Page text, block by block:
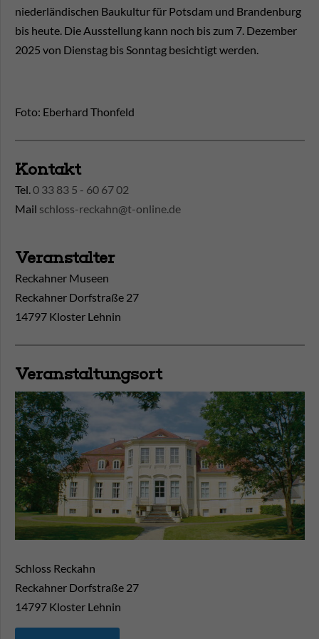
niederländischen Baukultur für Potsdam und Brandenburg
bis heute. Die Ausstellung kann noch bis zum 7. Dezember
2025 von Dienstag bis Sonntag besichtigt werden.
Foto: Eberhard Thonfeld
Kontakt
Tel.0 33 83 5 - 60 67 02
Mail schloss-reckahn@t-online.de
Veranstalter
Reckahner Museen
Reckahner Dorfstraße 27
14797 Kloster Lehnin
Veranstaltungsort
Schloss Reckahn
Reckahner Dorfstraße 27
14797 Kloster Lehnin